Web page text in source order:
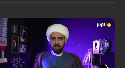
الطاهرة أوقظت الأمة الإسلامية من سباتها،
محوّلة إياها من موقع المتفرج إلى فاعل
مؤثر، داعين إلى الوحدة والنصرة للمظلومين
في فلسطين وإيران، ومشيرين إلى أن التكاتف
الشعبي والعلمائي (المرجعية في العراق)
أثبت فشل الحصار الصهيوأميركي